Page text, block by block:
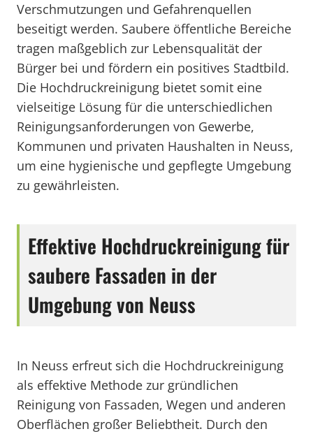
Verschmutzungen und Gefahrenquellen
beseitigt werden. Saubere öffentliche Bereiche
tragen maßgeblich zur Lebensqualität der
Bürger bei und fördern ein positives Stadtbild.
Die Hochdruckreinigung bietet somit eine
vielseitige Lösung für die unterschiedlichen
Reinigungsanforderungen von Gewerbe,
Kommunen und privaten Haushalten in Neuss,
um eine hygienische und gepflegte Umgebung
zu gewährleisten.
Effektive Hochdruckreinigung für
saubere Fassaden in der
Umgebung von Neuss
In Neuss erfreut sich die Hochdruckreinigung
als effektive Methode zur gründlichen
Reinigung von Fassaden, Wegen und anderen
Oberflächen großer Beliebtheit. Durch den